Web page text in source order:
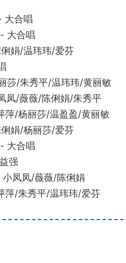
大合唱
大合唱
娟/温玮玮/爱芬
莎/朱秀平/温玮玮/黄丽敏
凤/薇薇/陈俐娟/朱秀平
萍/杨丽莎/温盈盈/黄丽敏
娟/杨丽莎/爱芬
大合唱
强
小凤凤/薇薇/陈俐娟
萍/朱秀平/温玮玮/爱芬